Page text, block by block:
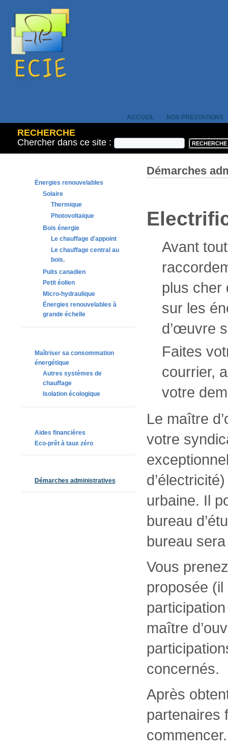
ACCUEIL NOS PRESTATIONS
RECHERCHE
Chercher dans ce site :
Énergies renouvelables
Solaire
Thermique
Photovoltaïque
Bois énergie
Le chauffage d'appoint
Le chauffage central au
bois.
Puits canadien
Petit éolien
Micro-hydraulique
Énergies renouvelables à
grande échelle
Maîtriser sa consommation
énergétique
Autres systèmes de
chauffage
Isolation écologique
Aides financières
Eco-prêt à taux zéro
Démarches administratives
Démarches
Avant
plus cher
sur les
d’œuvre
Faites
courrier,
votre
Le maître
votre
urbaine. Il
bureau
bureau
Vous
proposée
maître
concernés.
Après
partenaires
commencer.